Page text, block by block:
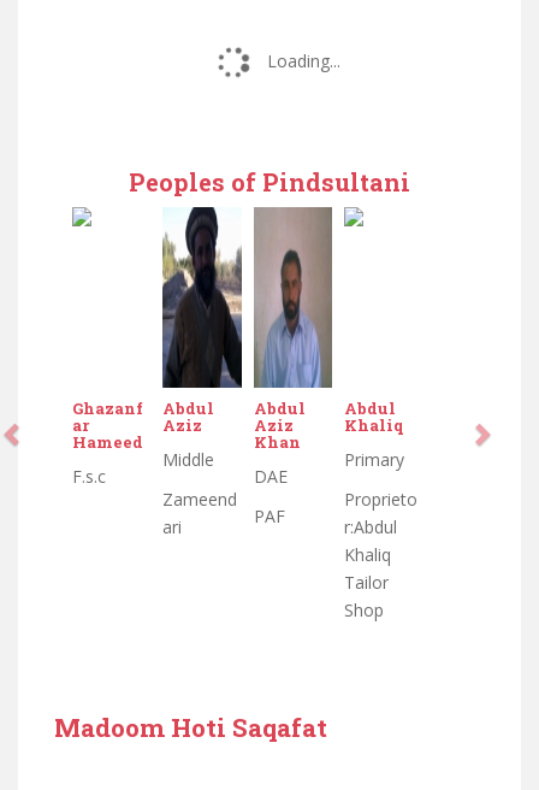
Loading...
Peoples of Pindsultani
Abdul
Aziz
Abdul
Aziz
PAF
Abdul
Khaliq
r:Abdul
Ahsan
saeed
Matrik
Darse
nizami in
darululoo
m khulfa
e